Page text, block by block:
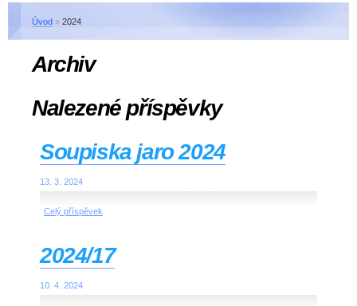
Úvod » 2024
Archiv
Nalezené příspěvky
Soupiska jaro 2024
13. 3. 2024
Celý příspěvek
2024/17
10. 4. 2024